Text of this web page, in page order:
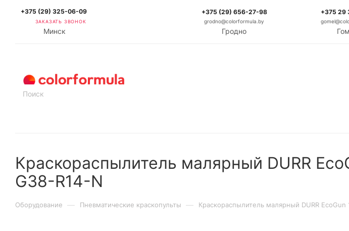
+375 (29) 325-06-09
ЗАКАЗАТЬ ЗВОНОК
Минск
+375 (29) 656-27-98
grodno@colorformula.by
Гродно
+375 29
Краскораспылитель малярный DURR
G38-R14-N
Оборудование — Пневматические краскопульты — Краскораспылитель малярный DURR